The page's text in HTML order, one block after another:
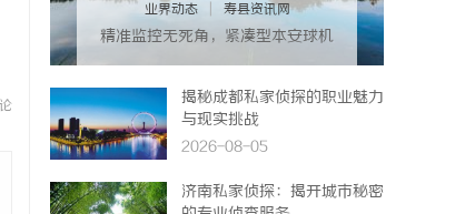
业界动态 寿县资讯网
精准监控无死角，紧凑型本安球机
揭秘成都私家侦探的职业魅力
与现实挑战
2026-08-05
济南私家侦探：揭开城市秘密